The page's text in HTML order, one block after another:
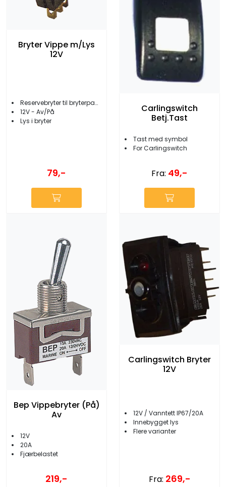
Bryter Vippe m/Lys
12V
Reservebryter til bryterpanel
12V - Av/På
Lys i bryter
79,-
Carlingswitch
Betj.Tast
Tast med symbol
For Carlingswitch
Fra: 49,-
Bep Vippebryter (På)
Av
12V
20A
Fjærbelastet
219,-
Carlingswitch Bryter
12V
12V / Vanntett IP67/20A
Innebygget lys
Flere varianter
Fra: 269,-